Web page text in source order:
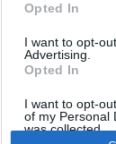
Opted In
I want to opt-
Advertising.
Opted In
I want to opt-
of my Personal
was collected.